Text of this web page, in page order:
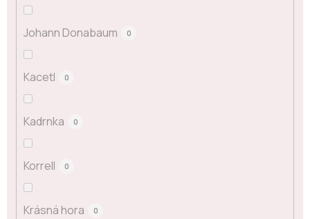
Johann Donabaum 0
Kacetl 0
Kadrnka 0
Korrell 0
Krásná hora 0